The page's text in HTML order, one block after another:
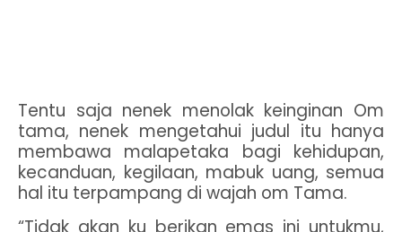
Tentu saja nenek menolak keinginan Om
tama, nenek mengetahui judul itu hanya
membawa malapetaka bagi kehidupan,
kecanduan, kegilaan, mabuk uang, semua
hal itu terpampang di wajah om Tama.
“Tidak akan ku berikan emas ini untukmu,